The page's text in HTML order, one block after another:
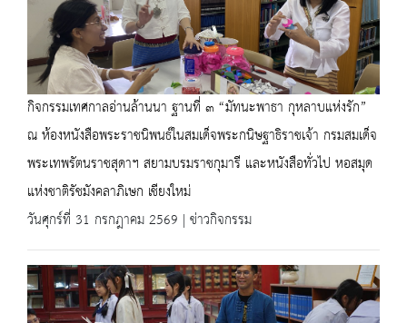
กิจกรรมเทศกาลอ่านล้านนา ฐานที่ ๓ “มัทนะพาธา กุหลาบแห่งรัก”
ณ ห้องหนังสือพระราชนิพนธ์ในสมเด็จพระกนิษฐาธิราชเจ้า กรมสมเด็จ
พระเทพรัตนราชสุดาฯ สยามบรมราชกุมารี และหนังสือทั่วไป หอสมุด
แห่งชาติรัชมังคลาภิเษก เชียงใหม่
วันศุกร์ที่ 31 กรกฎาคม 2569 | ข่าวกิจกรรม